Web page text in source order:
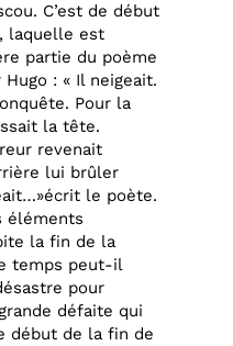
C’est de début
laquelle est
partie du poème
Hugo : « Il neigeait.
Pour la
la tête.
revenait
lui brûler
le poète.
éléments
la fin de la
temps peut-il
pour
défaite qui
début de la fin de